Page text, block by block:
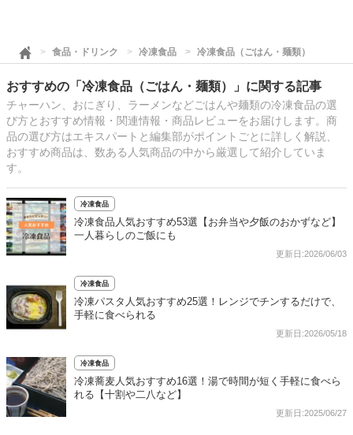
食品・ドリンク 冷凍食品 冷凍食品（ごはん・麺類）
おすすめの「冷凍食品（ごはん・麺類）」に関する記事
チャーハン、おにぎり、ラーメンなどごはんや麺類の冷凍食品の選
び方とおすすめ情報・関連情報・商品レビューをお届けします。商
品の選び方はエキスパートと編集部がポイントごとに詳しく解説、
おすすめ商品は、数ある人気商品の中から厳選して紹介していま
す。
冷凍食品
冷凍食品人気おすすめ53選【お弁当や夕飯のおかずなど】
一人暮らしのご飯にも
更新日:2026/06/03
冷凍食品
冷凍パスタ人気おすすめ25選！レンジでチンするだけで、
手軽に食べられる
更新日:2026/05/18
冷凍食品
冷凍蕎麦人気おすすめ16選！湯で時間が短く手軽に食べら
れる【十割や二八など】
更新日:2025/06/27